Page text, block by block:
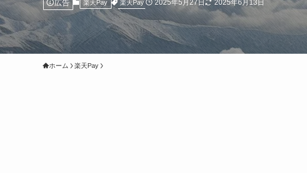
広告 楽天Pay 楽天Pay 2025年5月27日 2025年6月13日
ホーム 楽天Pay